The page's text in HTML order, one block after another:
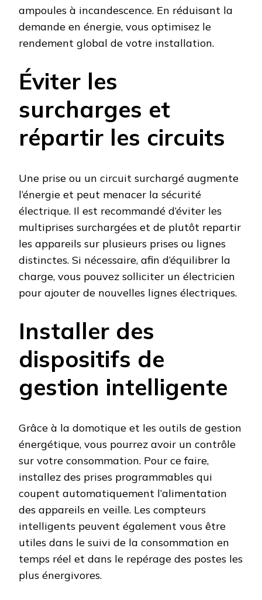
ampoules à incandescence. En réduisant la
demande en énergie, vous optimisez le
rendement global de votre installation.
Éviter les
surcharges et
répartir les circuits
Une prise ou un circuit surchargé augmente
l’énergie et peut menacer la sécurité
électrique. Il est recommandé d’éviter les
multiprises surchargées et de plutôt repartir
les appareils sur plusieurs prises ou lignes
distinctes. Si nécessaire, afin d’équilibrer la
charge, vous pouvez solliciter un électricien
pour ajouter de nouvelles lignes électriques.
Installer des
dispositifs de
gestion intelligente
Grâce à la domotique et les outils de gestion
énergétique, vous pourrez avoir un contrôle
sur votre consommation. Pour ce faire,
installez des prises programmables qui
coupent automatiquement l’alimentation
des appareils en veille. Les compteurs
intelligents peuvent également vous être
utiles dans le suivi de la consommation en
temps réel et dans le repérage des postes les
plus énergivores.